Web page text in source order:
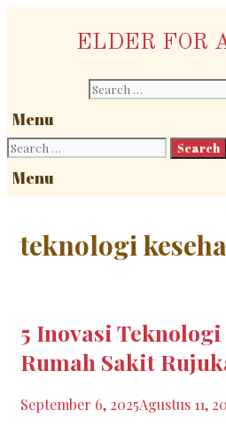
ELDER FOR
Search
Menu
Search
Menu
teknologi
5 Inovasi
Rumah Sakit
September 6, 2025Agustus 11,